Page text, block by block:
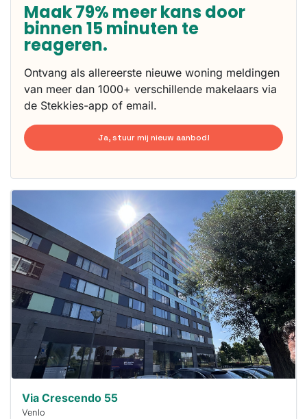
Maak 79% meer kans door
binnen 15 minuten te
reageren.
Ontvang als allereerste nieuwe woning meldingen
van meer dan 1000+ verschillende makelaars via
de Stekkies-app of email.
Ja, stuur mij nieuw aanbod!
waarschijnlijk
al verhuurd
Om kans te
maken moet je
binnen 15
minuten
reageren.
Stekkies helpt
je hierbij!
Via Crescendo 55
Venlo